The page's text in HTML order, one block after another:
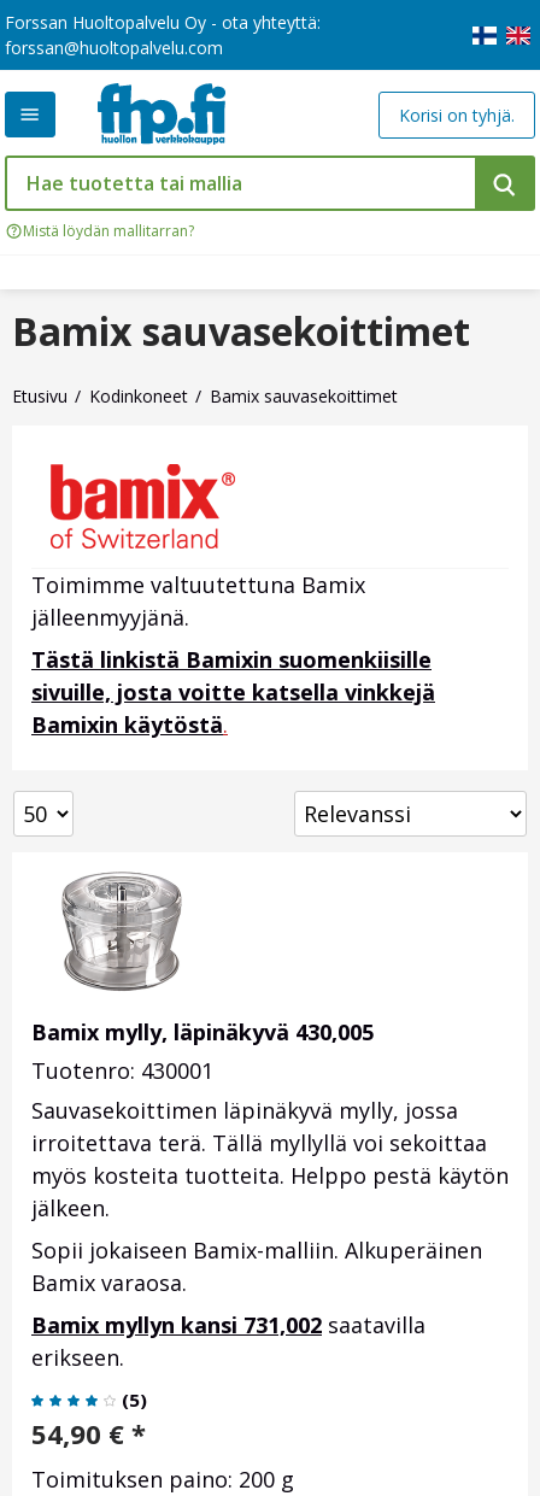
Forssan Huoltopalvelu Oy - ota yhteyttä:
forssan@huoltopalvelu.com
Mistä löydän mallitarran?
Korisi on tyhjä.
Etusivu Kodinkoneet Bamix sauvasekoittimet
Bamix sauvasekoittimet
Toimimme valtuutettuna Bamix
jälleenmyyjänä.
Tästä linkistä Bamixin suomenkiisille
sivuille, josta voitte katsella vinkkejä
Bamixin käytöstä.
Bamix mylly, läpinäkyvä 430,005
Tuotenro: 430001
Sauvasekoittimen läpinäkyvä mylly, jossa
irroitettava terä. Tällä myllyllä voi sekoittaa
myös kosteita tuotteita. Helppo pestä käytön
jälkeen.
Sopii jokaiseen Bamix-malliin. Alkuperäinen
Bamix varaosa.
Bamix myllyn kansi 731,002 saatavilla
erikseen.
(5)
54,90 € *
Toimituksen paino: 200 g